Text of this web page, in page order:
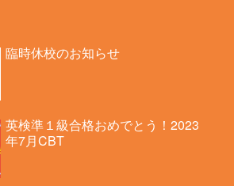
臨時休校のお知らせ
英検準１級合格おめでとう！2023
年7月CBT